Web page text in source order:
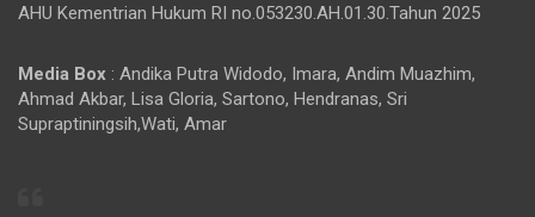
AHU Kementrian Hukum RI no.053230.AH.01.30.Tahun 2025
Media Box : Andika Putra Widodo, Imara, Andim Muazhim,
Ahmad Akbar, Lisa Gloria, Sartono, Hendranas, Sri
Supraptiningsih,Wati, Amar